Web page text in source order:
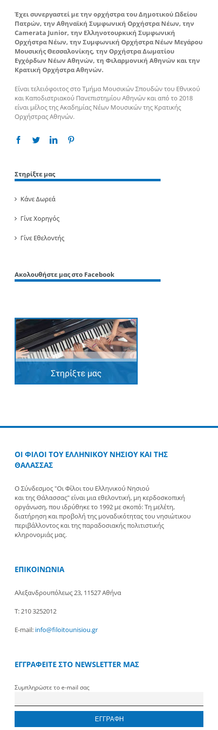
Έχει συνεργαστεί με την ορχήστρα του Δημοτικού Ωδείου
Πατρών, την Αθηναϊκή Συμφωνική Ορχήστρα Νέων, την
Camerata Junior, την Ελληνοτουρκική Συμφωνική
Ορχήστρα Νέων, την Συμφωνική Ορχήστρα Νέων Μεγάρου
Μουσικής Θεσσαλονίκης, την Ορχήστρα Δωματίου
Εγχόρδων Νέων Αθηνών, τη Φιλαρμονική Αθηνών και την
Κρατική Ορχήστρα Αθηνών.
Είναι τελειόφοιτος στο Τμήμα Μουσικών Σπουδών του Εθνικού
και Καποδιστριακού Πανεπιστημίου Αθηνών και από το 2018
είναι μέλος της Ακαδημίας Νέων Μουσικών της Κρατικής
Ορχήστρας Αθηνών.
Facebook
TwitterLinkedin
Στηρίξτε μας
Κάνε Δωρεά
Γίνε Χορηγός
Γίνε Εθελοντής
Ακολουθήστε μας στο Facebook
ΟΙ ΦΙΛΟΙ ΤΟΥ ΕΛΛΗΝΙΚΟΥ ΝΗΣΙΟΥ ΚΑΙ ΤΗΣ
ΘΑΛΑΣΣΑΣ
Ο Σύνδεσμος "Οι Φίλοι του Ελληνικού Νησιού
και της Θάλασσας" είναι μια εθελοντική, μη κερδοσκοπική
οργάνωση, που ιδρύθηκε το 1992 με σκοπό: Τη μελέτη,
διατήρηση και προβολή της μοναδικότητας του νησιώτικου
περιβάλλοντος και της παραδοσιακής πολιτιστικής
κληρονομιάς μας.
ΕΠΙΚΟΙΝΩΝΙΑ
Αλεξανδρουπόλεως 23, 11527 Αθήνα
Τ: 210 3252012
E-mail: info@filoitounisiou.gr
ΕΓΓΡΑΦΕΙΤΕ ΣΤΟ NEWSLETTER ΜΑΣ
Συμπληρώστε το e-mail σας